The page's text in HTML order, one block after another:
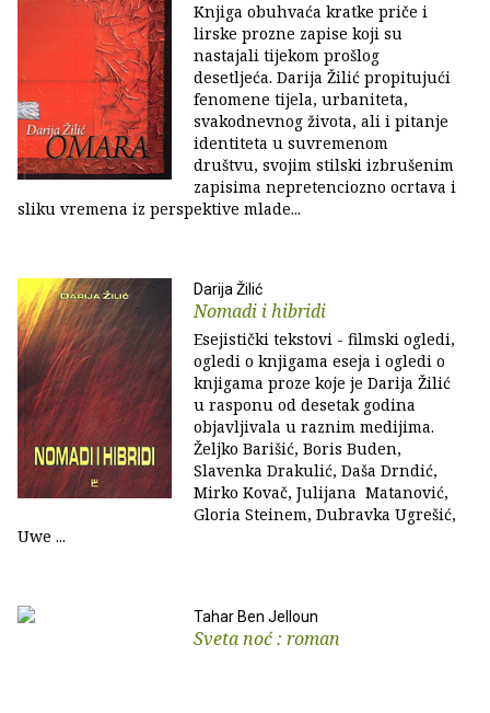
Knjiga obuhvaća kratke priče i
lirske prozne zapise koji su
nastajali tijekom prošlog
desetljeća. Darija Žilić propitujući
fenomene tijela, urbaniteta,
svakodnevnog života, ali i pitanje
identiteta u suvremenom
društvu, svojim stilski izbrušenim
zapisima nepretenciozno ocrtava i
sliku vremena iz perspektive mlade...
Darija Žilić
Nomadi i hibridi
Esejistički tekstovi - filmski ogledi,
ogledi o knjigama eseja i ogledi o
knjigama proze koje je Darija Žilić
u rasponu od desetak godina
objavljivala u raznim medijima.
Željko Barišić, Boris Buden,
Slavenka Drakulić, Daša Drndić,
Mirko Kovač, Julijana Matanović,
Gloria Steinem, Dubravka Ugrešić,
Uwe ...
Tahar Ben Jelloun
Sveta noć : roman